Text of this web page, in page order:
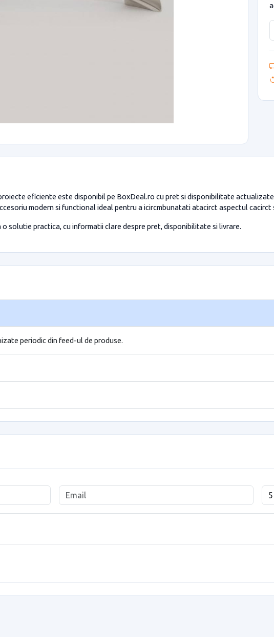
eficiente este disponibil pe BoxDeal.ro cu pret si disponibilitate
modern si functional ideal pentru a icircmbunatati atacirct aspectul
solutie practica, cu informatii clare despre pret, disponibilitate si livrare.
periodic din feed-ul de produse.